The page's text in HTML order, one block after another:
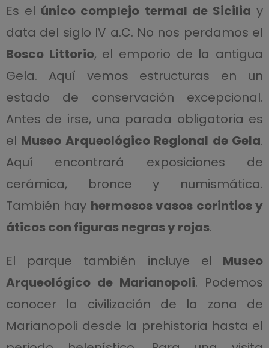
Es el único complejo termal de Sicilia y
data del siglo IV a.C. No nos perdamos el
Bosco Littorio, el emporio de la antigua
Gela. Aquí vemos estructuras en un
estado de conservación excepcional.
Antes de irse, una parada obligatoria es
el Museo Arqueológico Regional de Gela.
Aquí encontrará exposiciones de
cerámica, bronce y numismática.
También hay hermosos vasos corintios y
áticos con figuras negras y rojas.
El parque también incluye el Museo
Arqueológico de Marianopoli. Podemos
conocer la civilización de la zona de
Marianopoli desde la prehistoria hasta el